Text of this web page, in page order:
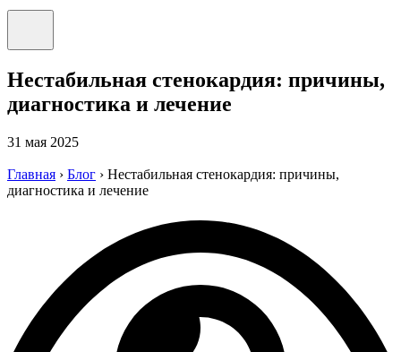
Нестабильная стенокардия: причины,
диагностика и лечение
31 мая 2025
Главная › Блог › Нестабильная стенокардия: причины,
диагностика и лечение